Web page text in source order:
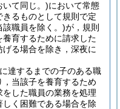
いて同じ。)において常態
るものとして規則で定
職員を除く。)が，規則
育するために請求した
る場合を除き，深夜に
達するまでの子のある職
当該子を養育するため
した職員の業務を処理
く困難である場合を除